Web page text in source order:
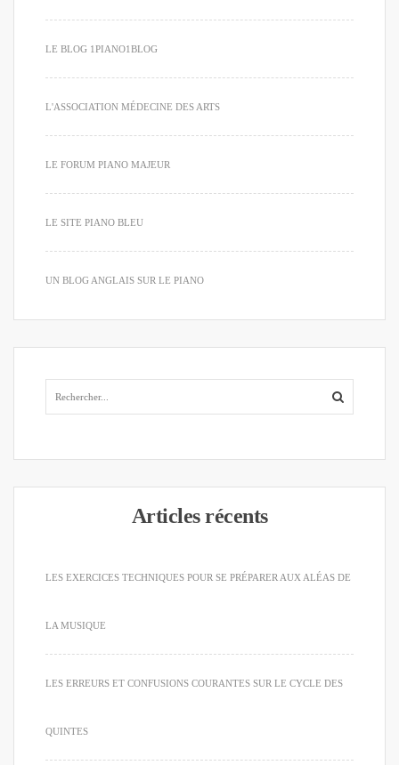
LE BLOG 1PIANO1BLOG
L'ASSOCIATION MÉDECINE DES ARTS
LE FORUM PIANO MAJEUR
LE SITE PIANO BLEU
UN BLOG ANGLAIS SUR LE PIANO
Articles récents
LES EXERCICES TECHNIQUES POUR SE PRÉPARER AUX ALÉAS DE
LA MUSIQUE
LES ERREURS ET CONFUSIONS COURANTES SUR LE CYCLE DES
QUINTES